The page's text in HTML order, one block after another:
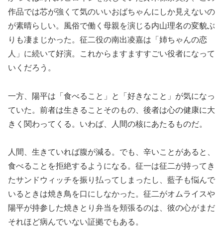
作品では芯が強くて気のいいおばちゃんにしか見えないの
が素晴らしい。風俗で働く母親を演じる内山理名の変貌ぶ
りも凄まじかった。征二役の南出凌嘉は「姉ちゃんの恋
人」に続いて好演。これからますますすごい役者になって
いくだろう。
一方、陽平は「食べること」と「好きなこと」が気になっ
ていた。前者は生きることそのもの、後者は心の健康に大
きく関わってくる。いわば、人間の核にあたるものだ。
人間、生きていれば腹が減る。でも、辛いことがあると、
食べることを拒絶するようになる。征一は征二が持ってき
たサンドウィッチを振り払ってしまったし、藍子も悩んで
いるときは焼き鳥を口にしなかった。征二がオムライスや
陽平が持参した焼きとり弁当を頬張るのは、彼の心がまだ
それほど病んでいない証拠でもある。